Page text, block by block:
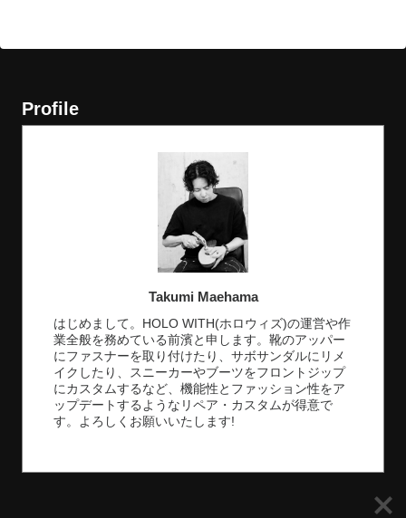
Profile
Takumi Maehama
はじめまして。HOLO WITH(ホロウィズ)の運営や作
業全般を務めている前濱と申します。靴のアッパー
にファスナーを取り付けたり、サボサンダルにリメ
イクしたり、スニーカーやブーツをフロントジップ
にカスタムするなど、機能性とファッション性をア
ップデートするようなリペア・カスタムが得意で
す。よろしくお願いいたします!